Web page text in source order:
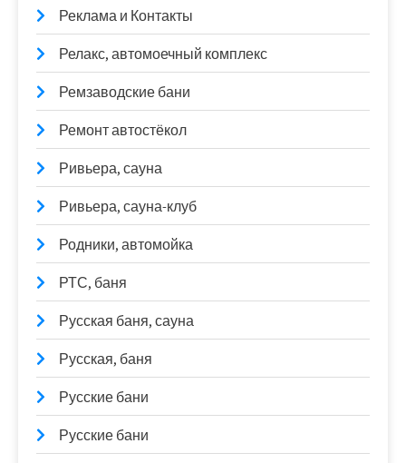
Реклама и Контакты
Релакс, автомоечный комплекс
Ремзаводские бани
Ремонт автостёкол
Ривьера, сауна
Ривьера, сауна-клуб
Родники, автомойка
РТС, баня
Русская баня, сауна
Русская, баня
Русские бани
Русские бани